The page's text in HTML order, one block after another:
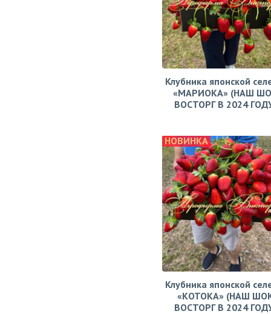
Клубника японской
«МАРИОКА» (НАШ
ВОСТОРГ В 2024
НОВИНКА
Клубника японской
«КОТОКА» (НАШ
ВОСТОРГ В 2024